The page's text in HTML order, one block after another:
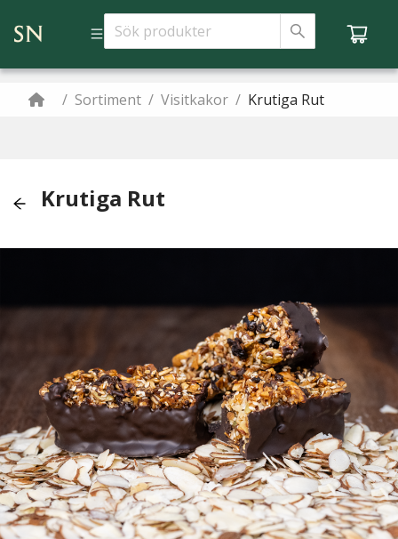
/ Sortiment / Visitkakor / Krutiga Rut
Krutiga Rut